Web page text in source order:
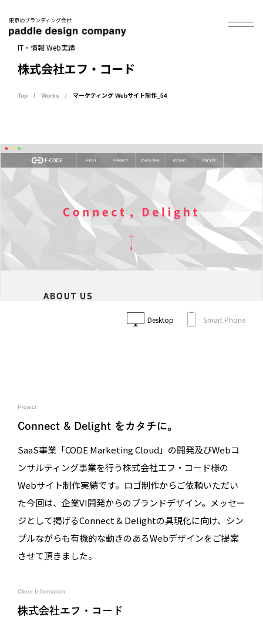
東京のブランディング会社
IT・情報 Web実績
株式会社エフ・コード
Top Works マーケティング Webサイト制作_54
Desktop Smart Phone
Project
Connect & Delight をカタチに。
SaaS事業「CODE Marketing Cloud」の開発及びWebコ
ンサルティング事業を行う株式会社エフ・コード様の
Webサイト制作実績です。ロゴ制作からご依頼いただい
た今回は、企業VI開発からのブランドデザイン。メッセー
ジとして掲げるConnect & Delightの具現化に向け、シン
プルながらも有機的な動きのあるWebデザインをご提案
させて頂きました。
Client Information
株式会社エフ・コード